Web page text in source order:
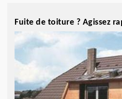
Fuite de toiture ? Agissez